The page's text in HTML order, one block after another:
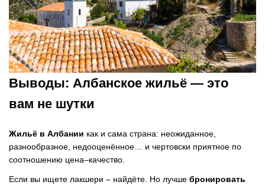
Выводы: Албанское жильё — это
вам не шутки
Жильё в Албании как и сама страна: неожиданное,
разнообразное, недооценённое… и чертовски приятное по
соотношению цена–качество.
Если вы ищете лакшери – найдёте. Но лучше бронировать